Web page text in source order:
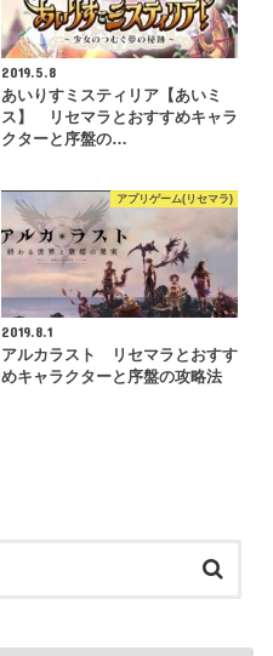
2019.5.8
あいりすミスティリア【あいミ
ス】 リセマラとおすすめキャラ
クターと序盤の…
アプリゲーム(リセマラ)
2019.8.1
アルカラスト リセマラとおすす
めキャラクターと序盤の攻略法